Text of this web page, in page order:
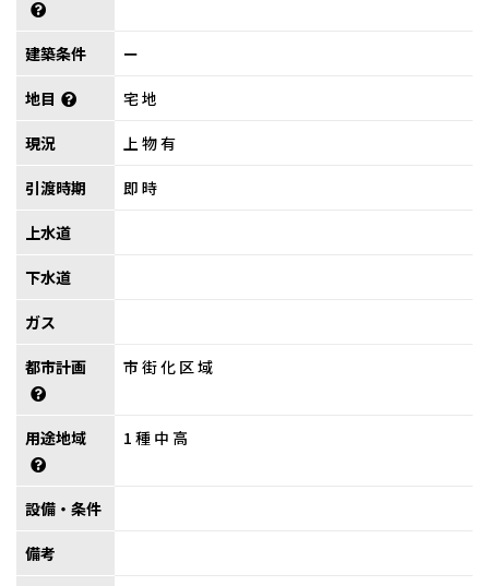
建築条件 ー
地目 宅地
現況 上物有
引渡時期 即時
上水道
下水道
ガス
都市計画 市街化区域
用途地域 1種中高
設備・条件
備考